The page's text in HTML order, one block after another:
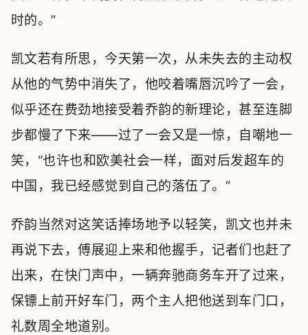
时的。”
凯文若有所思，今天第一次，从未失去的主动权
从他的气势中消失了，他咬着嘴唇沉吟了一会，
似乎还在费劲地接受着乔韵的新理论，甚至连脚
步都慢了下来——过了一会又是一惊，自嘲地一
笑，“也许也和欧美社会一样，面对后发超车的
中国，我已经感觉到自己的落伍了。”
乔韵当然对这笑话捧场地予以轻笑，凯文也并未
再说下去，傅展迎上来和他握手，记者们也赶了
出来，在快门声中，一辆奔驰商务车开了过来，
保镖上前开好车门，两个主人把他送到车门口，
礼数周全地道别。